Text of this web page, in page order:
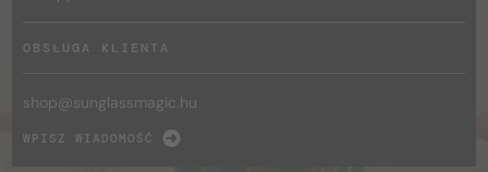
OBSŁUGA KLIENTA
shop@sunglassmagic.hu
WPISZ WIADOMOŚĆ